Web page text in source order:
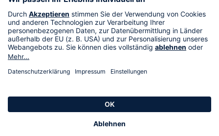
Im TV
HSE International